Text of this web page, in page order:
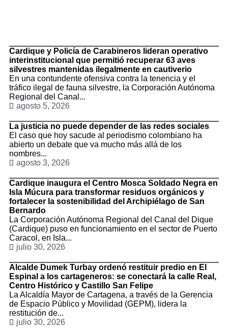
Cardique y Policía de Carabineros lideran operativo
interinstitucional que permitió recuperar 63 aves
silvestres mantenidas ilegalmente en cautiverio
En una contundente ofensiva contra la tenencia y el
tráfico ilegal de fauna silvestre, la Corporación Autónoma
Regional del Canal...
agosto 5, 2026
La justicia no puede depender de las redes sociales
El caso que hoy sacude al periodismo colombiano ha
abierto un debate que va mucho más allá de los
nombres...
agosto 3, 2026
Cardique inaugura el Centro Mosca Soldado Negra en
Isla Múcura para transformar residuos orgánicos y
fortalecer la sostenibilidad del Archipiélago de San
Bernardo
La Corporación Autónoma Regional del Canal del Dique
(Cardique) puso en funcionamiento en el sector de Puerto
Caracol, en Isla...
julio 30, 2026
Alcalde Dumek Turbay ordenó restituir predio en El
Espinal a los cartageneros: se conectará la calle Real,
Centro Histórico y Castillo San Felipe
La Alcaldía Mayor de Cartagena, a través de la Gerencia
de Espacio Público y Movilidad (GEPM), lidera la
restitución de...
julio 30, 2026